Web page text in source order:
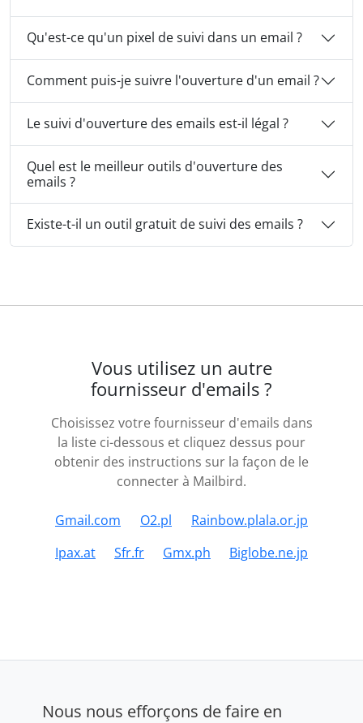
Qu'est-ce qu'un pixel de suivi dans un email ?
Comment puis-je suivre l'ouverture d'un email ?
Le suivi d'ouverture des emails est-il légal ?
Quel est le meilleur outils d'ouverture des
emails ?
Existe-t-il un outil gratuit de suivi des emails ?
Vous utilisez un autre
fournisseur d'emails ?
Choisissez votre fournisseur d'emails dans
la liste ci-dessous et cliquez dessus pour
obtenir des instructions sur la façon de le
connecter à Mailbird.
Gmail.com O2.pl
Rainbow.plala.or.jp
Ipax.at
Sfr.fr Gmx.ph Biglobe.ne.jp
Nous nous efforçons de faire en